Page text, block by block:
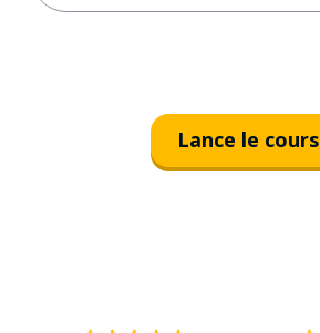
Lance le cours